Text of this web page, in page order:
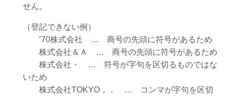
せん。
（登記できない例）
’70株式会社 … 商号の先頭に符号があるため
株式会社＆Ａ … 商号の先頭に符号があるため
株式会社・ … 符号が字句を区切るものではな
いため
株式会社TOKYO，． … コンマが字句を区切